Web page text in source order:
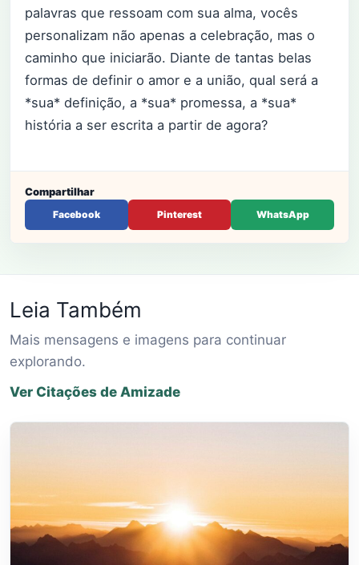
palavras que ressoam com sua alma, vocês
personalizam não apenas a celebração, mas o
caminho que iniciarão. Diante de tantas belas
formas de definir o amor e a união, qual será a
*sua* definição, a *sua* promessa, a *sua*
história a ser escrita a partir de agora?
Compartilhar
Facebook Pinterest WhatsApp
Leia Também
Mais mensagens e imagens para continuar
explorando.
Ver Citações de Amizade